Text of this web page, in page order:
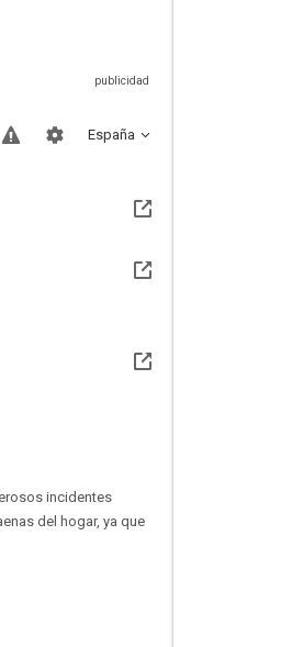
España
incidentes
del hogar, ya que